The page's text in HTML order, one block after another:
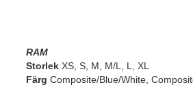
RAM
StorlekXS, S, M, M/L, L, XL
Färg Composite/Blue/White,